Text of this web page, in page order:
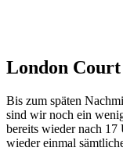
London Court
Bis zum späten
sind wir noch ein
bereits wieder nach 17
wieder einmal